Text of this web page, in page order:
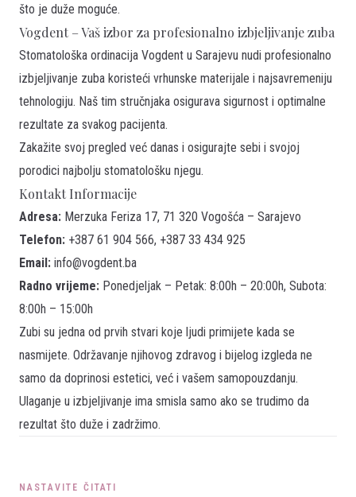
što je duže moguće.
Vogdent – Vaš izbor za profesionalno izbjeljivanje zuba
Stomatološka ordinacija Vogdent u Sarajevu nudi profesionalno
izbjeljivanje zuba koristeći vrhunske materijale i najsavremeniju
tehnologiju. Naš tim stručnjaka osigurava sigurnost i optimalne
rezultate za svakog pacijenta.
Zakažite svoj pregled već danas i osigurajte sebi i svojoj
porodici najbolju stomatološku njegu.
Kontakt Informacije
Adresa: Merzuka Feriza 17, 71 320 Vogošća – Sarajevo
Telefon: +387 61 904 566, +387 33 434 925
Email: info@vogdent.ba
Radno vrijeme: Ponedjeljak – Petak: 8:00h – 20:00h, Subota:
8:00h – 15:00h
Zubi su jedna od prvih stvari koje ljudi primijete kada se
nasmijete. Održavanje njihovog zdravog i bijelog izgleda ne
samo da doprinosi estetici, već i vašem samopouzdanju.
Ulaganje u izbjeljivanje ima smisla samo ako se trudimo da
rezultat što duže i zadržimo.
NASTAVITE ČITATI